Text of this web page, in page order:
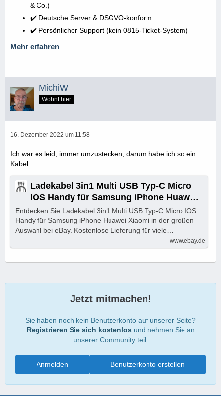
& Co.)
✔️ Deutsche Server & DSGVO-konform
✔️ Persönlicher Support (kein 0815-Ticket-System)
Mehr erfahren
MichiW
Wohnt hier
16. Dezember 2022 um 11:58
Ich war es leid, immer umzustecken, darum habe ich so ein
Kabel.
Ladekabel 3in1 Multi USB Typ-C Micro
IOS Handy für Samsung iPhone Huawei
Xiaomi | eBay
Entdecken Sie Ladekabel 3in1 Multi USB Typ-C Micro IOS
Handy für Samsung iPhone Huawei Xiaomi in der großen
Auswahl bei eBay. Kostenlose Lieferung für viele…
www.ebay.de
Jetzt mitmachen!
Sie haben noch kein Benutzerkonto auf unserer Seite?
Registrieren Sie sich kostenlos und nehmen Sie an
unserer Community teil!
Benutzerkonto erstellen
Anmelden